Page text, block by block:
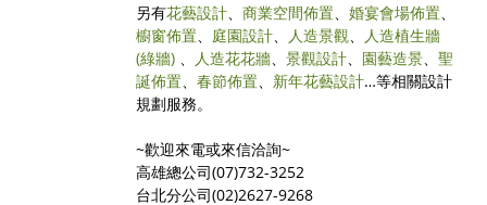
另有花藝設計、商業空間佈置、婚宴會場佈置、
櫥窗佈置、 庭園設計、 人造景觀、 人造植生牆
(綠牆) 、 人造花花牆、景觀設計、 園藝造景、聖
誕佈置、春節佈置、 新年花藝設計…等相關設計
規劃服務。
~歡迎來電或來信洽詢~
高雄總公司(07)732-3252
台北分公司(02)2627-9268